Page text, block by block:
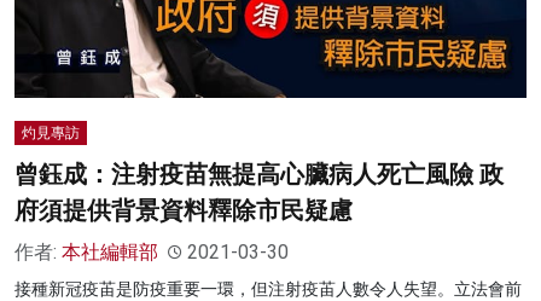
灼見專訪
曾鈺成：注射疫苗無提高心臟病人死亡風險 政
府須提供背景資料釋除市民疑慮
作者: 本社編輯部 2021-03-30
接種新冠疫苖是防疫重要一環，但注射疫苖人數令人失望。立法會前